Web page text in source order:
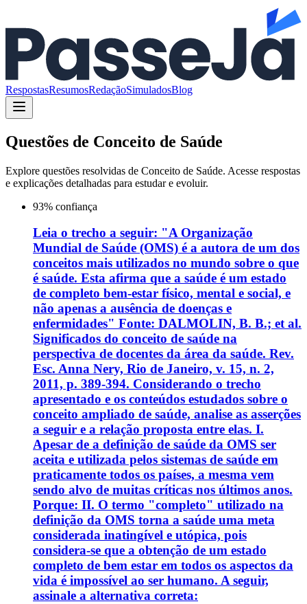
RespostasResumosRedaçãoSimuladosBlog
Questões de Conceito de Saúde
Explore questões resolvidas de Conceito de Saúde. Acesse respostas
e explicações detalhadas para estudar e evoluir.
93% confiança
Leia o trecho a seguir: "A Organização
Mundial de Saúde (OMS) é a autora de um dos
conceitos mais utilizados no mundo sobre o que
é saúde. Esta afirma que a saúde é um estado
de completo bem-estar físico, mental e social, e
não apenas a ausência de doenças e
enfermidades" Fonte: DALMOLIN, B. B.; et al.
Significados do conceito de saúde na
perspectiva de docentes da área da saúde. Rev.
Esc. Anna Nery, Rio de Janeiro, v. 15, n. 2,
2011, p. 389-394. Considerando o trecho
apresentado e os conteúdos estudados sobre o
conceito ampliado de saúde, analise as asserções
a seguir e a relação proposta entre elas. I.
Apesar de a definição de saúde da OMS ser
aceita e utilizada pelos sistemas de saúde em
praticamente todos os países, a mesma vem
sendo alvo de muitas críticas nos últimos anos.
Porque: II. O termo "completo" utilizado na
definição da OMS torna a saúde uma meta
considerada inatingível e utópica, pois
considera-se que a obtenção de um estado
completo de bem estar em todos os aspectos da
vida é impossível ao ser humano. A seguir,
assinale a alternativa correta: